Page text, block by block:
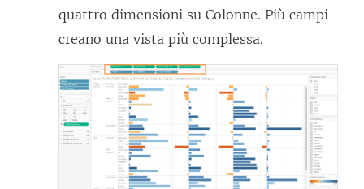
quattro dimensioni su Colonne. Più campi
creano una vista più complessa.